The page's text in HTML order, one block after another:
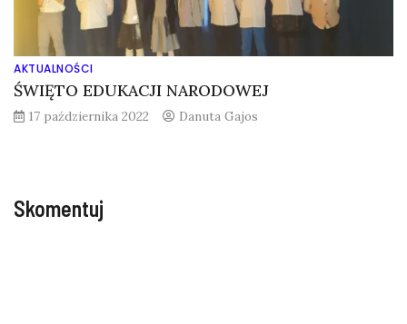
AKTUALNOŚCI
ŚWIĘTO EDUKACJI NARODOWEJ
17 października 2022 Danuta Gajos
Skomentuj